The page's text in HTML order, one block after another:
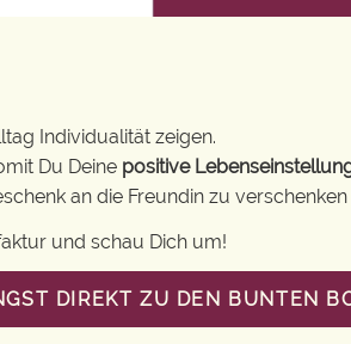
Individualität zeigen.
Du Deine positive
an die Freundin zu verschenken
und schau Dich um!
DIREKT ZU DEN BUNTEN